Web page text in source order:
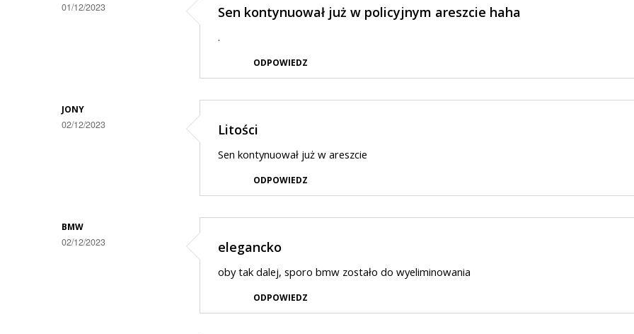
01/12/2023 Sen kontynuował już w policyjnym areszcie haha
.
ODPOWIEDZ
JONY
02/12/2023 Litości
Sen kontynuował już w areszcie
ODPOWIEDZ
BMW
02/12/2023 elegancko
oby tak dalej, sporo bmw zostało do wyeliminowania
ODPOWIEDZ